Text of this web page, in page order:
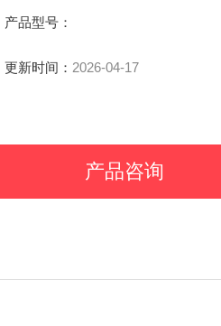
产品型号：
更新时间： 2026-04-17
产品咨询